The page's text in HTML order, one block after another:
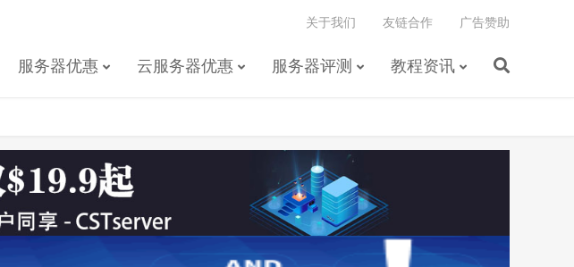
服务器优惠 云服务器优惠 服务器评测 教程资讯
关于我们 友链合作 广告赞助